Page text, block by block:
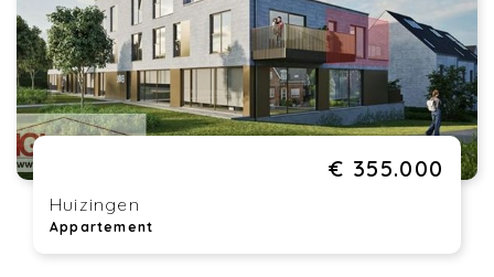
€ 355.000
Huizingen
Appartement